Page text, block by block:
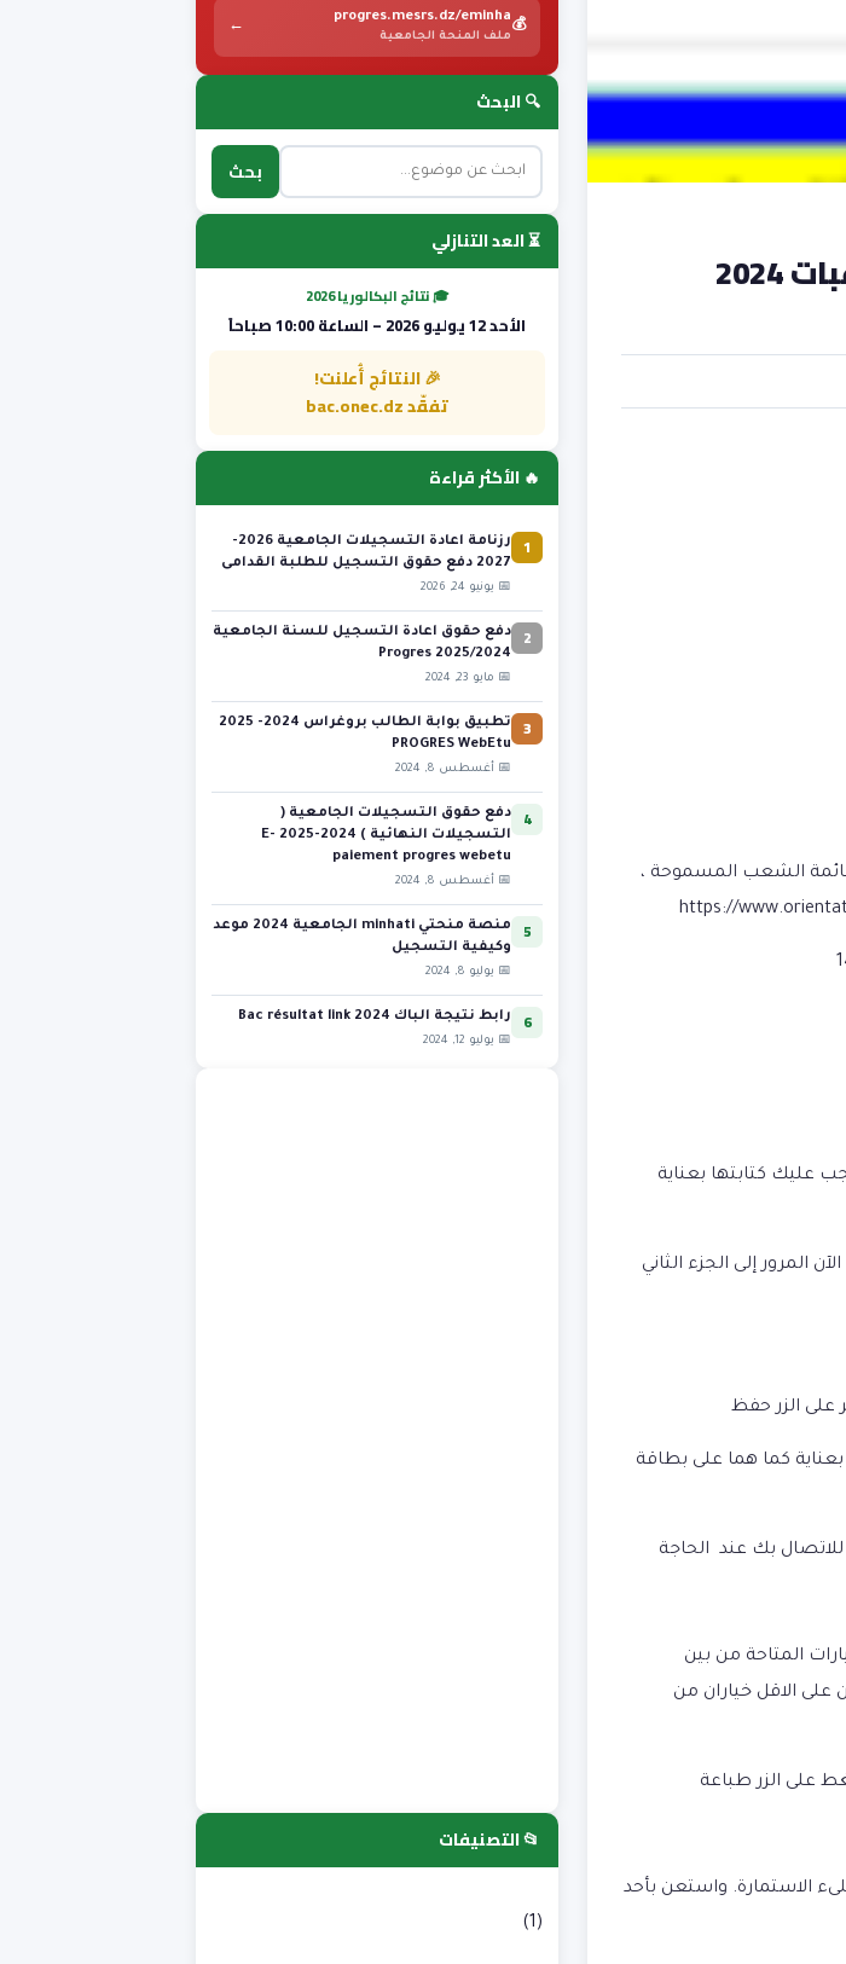
بالصور والفيديو شرح كيفية ادخال الرغبات 2024
الشعب المسموحة ،
عليك كتابتها بعناية
المرور إلى الجزء الثاني
على الزر حفظ
كما هما على بطاقة
بك عند الحاجة
يتم ملؤها بالاختيارات المتاحة من بين
يجب ان يكون على الاقل خياران من
على الزر طباعة
الاستمارة. واستعن بأحد
💰
progres.mesrs.dz/eminha
ملف المنحة الجامعية
←
🔍 البحث
بحث
⏳ العد التنازلي
🎓 نتائج البكالوريا 2026
الأحد 12 يوليو 2026 – الساعة 10:00 صباحاً
🎉 النتائج أُعلنت!
تفقّد bac.onec.dz
🔥 الأكثر قراءة
1
رزنامة اعادة التسجيلات الجامعية 2026-
2027 دفع حقوق التسجيل للطلبة القدامى
📅 يونيو 24, 2026
2
دفع حقوق اعادة التسجيل للسنة الجامعية
2025/2024 Progres
📅 مايو 23, 2024
3
تطبيق بوابة الطالب بروغراس 2024- 2025
PROGRES WebEtu
📅 أغسطس 8, 2024
4
دفع حقوق التسجيلات الجامعية (
التسجيلات النهائية ) 2024-2025 E-
paiement progres webetu
📅 أغسطس 8, 2024
5
منصة منحتي minhati الجامعية 2024 موعد
وكيفية التسجيل
📅 يوليو 8, 2024
6 رابط نتيجة الباك 2024 Bac résultat link
📅 يوليو 12, 2024
📂 التصنيفات
(1)